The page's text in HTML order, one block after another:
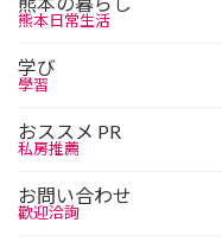
熊本日常生活
学び
學習
おススメ PR
私房推薦
お問い合わせ
歡迎洽詢